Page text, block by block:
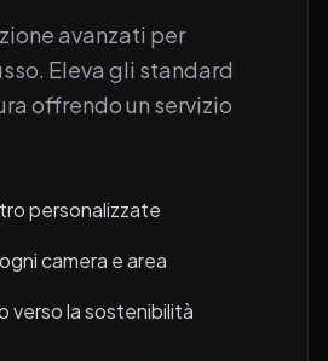
avanzati per
Eleva gli standard
offrendo un servizio
personalizzate
camera e area
verso la sostenibilità